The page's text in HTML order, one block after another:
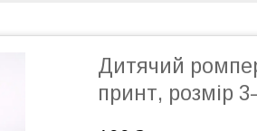
Дитячий
принт, розмір